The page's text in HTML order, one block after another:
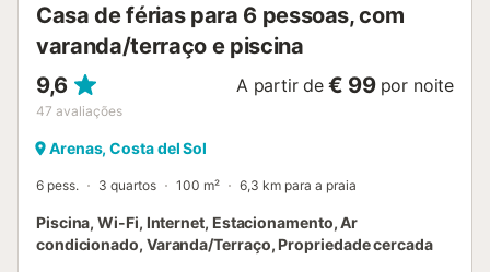
Casa de férias para 6 pessoas, com
varanda/terraço e piscina
9,6
47 avaliações
A partir de € 99 por noite
Arenas, Costa del Sol
6 pess. 3 quartos 100 m² 6,3 km para a praia
Piscina, Wi-Fi, Internet, Estacionamento, Ar
condicionado, Varanda/Terraço, Propriedade cercada